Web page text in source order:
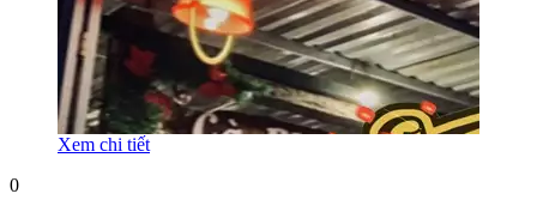
Xem chi tiết
0